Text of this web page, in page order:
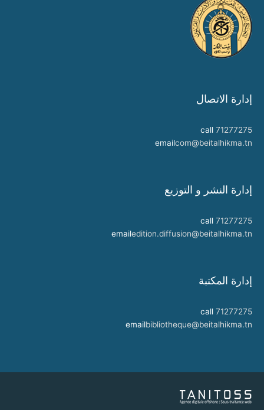
إدارة الاتصال
call 71277275
emailcom@beitalhikma.tn
إدارة النشر و التوزيع
call 71277275
emailedition.diffusion@beitalhikma.tn
إدارة المكتبة
call 71277275
emailbibliotheque@beitalhikma.tn